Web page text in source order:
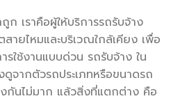
เราคือผู้ให้บริการรถรับจ้าง
ายไหมและบริเวณใกล้เคียง เพื่อ
ใช้งานแบบด่วน รถรับจ้าง ใน
จากตัวรถประเภทหรือขนาดรถ
กันไม่มาก แล้วสิ่งที่แตกต่าง คือ